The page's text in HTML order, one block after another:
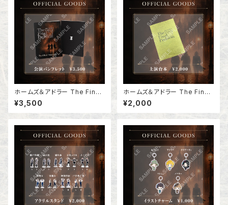
ホームズ＆アドラー The Final
Problem 公演パンフレット
¥3,500
ホームズ＆アドラー The Final
Problem 上演台本
¥2,000